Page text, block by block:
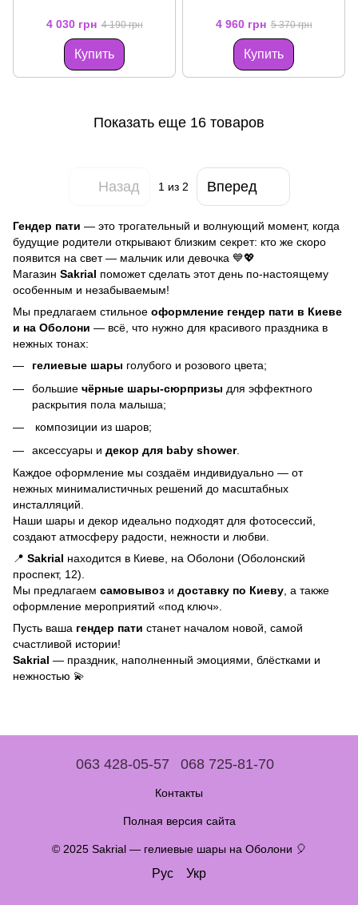
4 030 грн 4 190 грн
Купить
4 960 грн 5 370 грн
Купить
Показать еще 16 товаров
Назад 1из 2 Вперед
Гендер пати — это трогательный и волнующий момент, когда
будущие родители открывают близким секрет: кто же скоро
появится на свет — мальчик или девочка 💙💖
Магазин Sakrial поможет сделать этот день по-настоящему
особенным и незабываемым!
Мы предлагаем стильное оформление гендер пати в Киеве
и на Оболони — всё, что нужно для красивого праздника в
нежных тонах:
гелиевые шары голубого и розового цвета;
большие чёрные шары-сюрпризы для эффектного
раскрытия пола малыша;
композиции из шаров;
аксессуары и декор для baby shower.
Каждое оформление мы создаём индивидуально — от
нежных минималистичных решений до масштабных
инсталляций.
Наши шары и декор идеально подходят для фотосессий,
создают атмосферу радости, нежности и любви.
📍 Sakrial находится в Киеве, на Оболони (Оболонский
проспект, 12).
Мы предлагаем самовывоз и доставку по Киеву , а также
оформление мероприятий «под ключ».
Пусть ваша гендер пати станет началом новой, самой
счастливой истории!
Sakrial — праздник, наполненный эмоциями, блёстками и
нежностью 💫
063 428-05-57 068 725-81-70
Контакты
Полная версия сайта
© 2025 Sakrial — гелиевые шары на Оболони 🎈
Рус Укр